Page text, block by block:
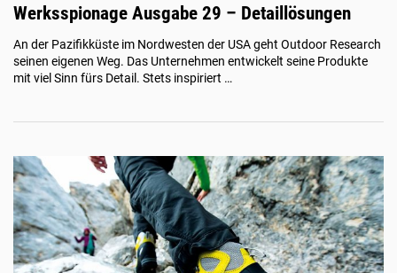
Werksspionage Ausgabe 29 – Detaillösungen
An der Pazifikküste im Nordwesten der USA geht Outdoor Research
seinen eigenen Weg. Das Unternehmen entwickelt seine Produkte
mit viel Sinn fürs Detail. Stets inspiriert …